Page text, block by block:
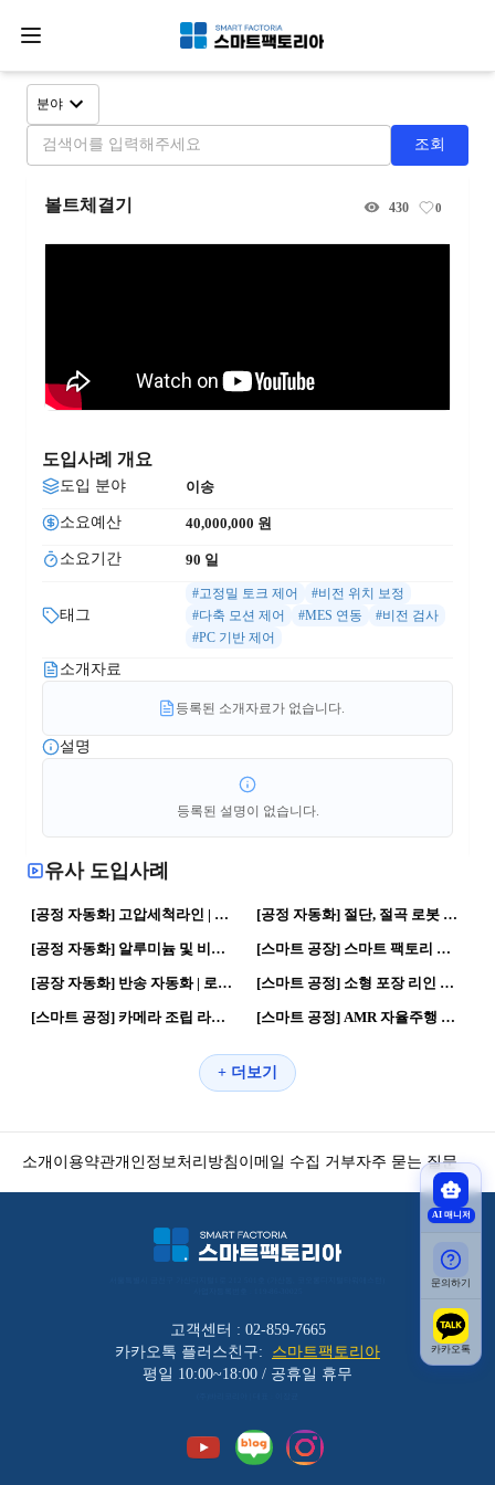
분야
조회
볼트체결기 430 0
도입사례 개요
도입 분야 이송
소요예산 40,000,000 원
소요기간 90 일
태그
#고정밀 토크 제어
#비전 위치 보정
#다축 모션 제어
#MES 연동
#비전 검사
#PC 기반 제어
소개자료
등록된 소개자료가 없습니다.
설명
등록된 설명이 없습니다.
유사 도입사례
71 0
[공정 자동화] 고압세척라인 | 제조혁신 · 자동화 공정 [공정 자동화] 절단, 절곡 로봇 자동화 | 로봇활용 · 자동화 공정
43 0
[공정 자동화] 알루미늄 및 비철금속, 목재 컷팅 콘베어 | 제조혁신 · 자동화 공정
58 0
[스마트 공장] 스마트 팩토리 물류창고 | 로봇활용 · 자율형 공장
153 0
[공장 자동화] 반송 자동화 | 로봇활용 자동화 공정
166 0
[스마트 공정] 소형 포장 리인 분류 물류라인 | 스마트공장 자동화 공정
140 0
[스마트 공정] 카메라 조립 라인 | 제조혁신 스마트공장
148 0
[스마트 공정] AMR 자율주행 정확도 개선 (V컷) | 스마트공장 제조혁신
+ 더보기
소개 이용약관개인정보처리방침 이메일 수집 거부자주 묻는 질문
고객센터 : 02-859-7665
카카오톡 플러스친구:
스마트팩토리아
평일 10:00~18:00 / 공휴일 휴무
AI 매니저
문의하기
카카오톡